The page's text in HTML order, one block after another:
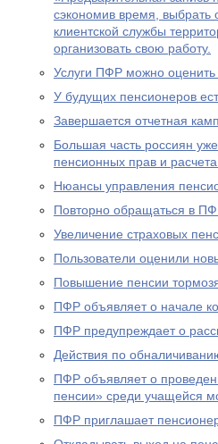
сэкономив время,
клиентской службы
организовать свою работу.
Услуги ПФР можно оценить
У будущих пенсионеров
Завершается отчетная
Большая часть россиян
пенсионных прав и
Нюансы управления
Повторно обращаться в
Увеличение страховых
Пользователи оценили
Повышение пенсии
ПФР объявляет о начале
ПФР предупреждает о
Действия по
ПФР объявляет о
пенсии» среди учащейся
ПФР приглашает